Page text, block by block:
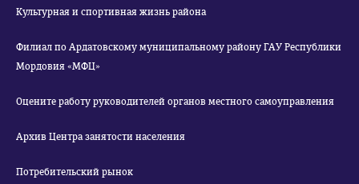
Культурная и спортивная жизнь района
Филиал по Ардатовскому муниципальному району ГАУ Республики
Мордовия «МФЦ»
Оцените работу руководителей органов местного самоуправления
Архив Центра занятости населения
Потребительский рынок